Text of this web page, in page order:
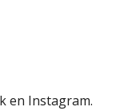
en Instagram.